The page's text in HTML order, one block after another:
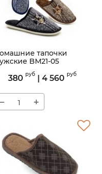
тапочки
BM21-05
BM21-05
380 руб| 4 560 руб
− +